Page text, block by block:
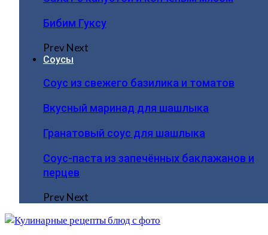
Бибим Гуксу
PrevNext
Соусы
Соус из свежего базилика и томатов
Вкусный маринад для шашлыка
Гранатовый соус для шашлыка
Соус-паста из запечённых баклажанов и
перцев
PrevNext